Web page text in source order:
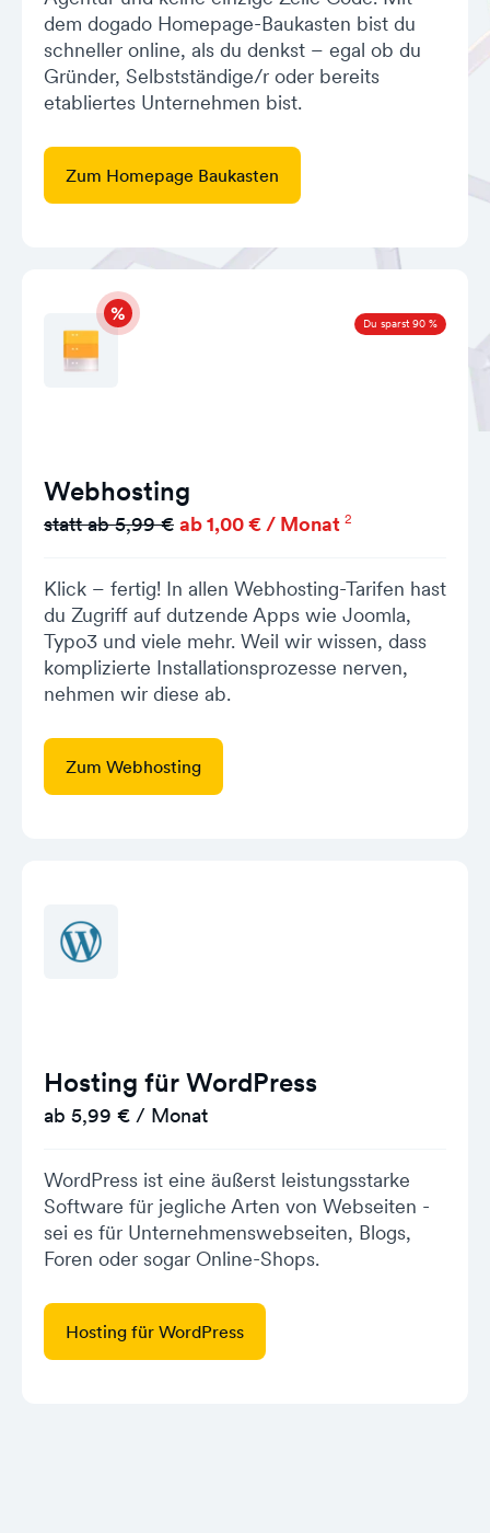
dem dogado Homepage-Baukasten bist du
schneller online, als du denkst – egal ob du
Gründer, Selbstständige/r oder bereits
etabliertes Unternehmen bist.
Zum Homepage Baukasten
Du sparst 90 %
Webhosting
statt ab 5,99 € ab 1,00 € / Monat 2
Klick – fertig! In allen Webhosting-Tarifen hast
du Zugriff auf dutzende Apps wie Joomla,
Typo3 und viele mehr. Weil wir wissen, dass
komplizierte Installationsprozesse nerven,
nehmen wir diese ab.
Zum Webhosting
Hosting für WordPress
ab 5,99 € / Monat
WordPress ist eine äußerst leistungsstarke
Software für jegliche Arten von Webseiten -
sei es für Unternehmenswebseiten, Blogs,
Foren oder sogar Online-Shops.
Hosting für WordPress